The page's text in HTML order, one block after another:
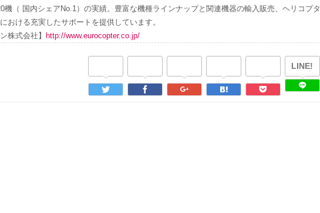
機（ 国内シェアNo.1）の実績。豊富な機種ラインナップと関連機器の輸入販売、ヘリコプタ
おける充実したサポートを提供しています。
株式会社】
http://www.eurocopter.co.jp/
LINE!